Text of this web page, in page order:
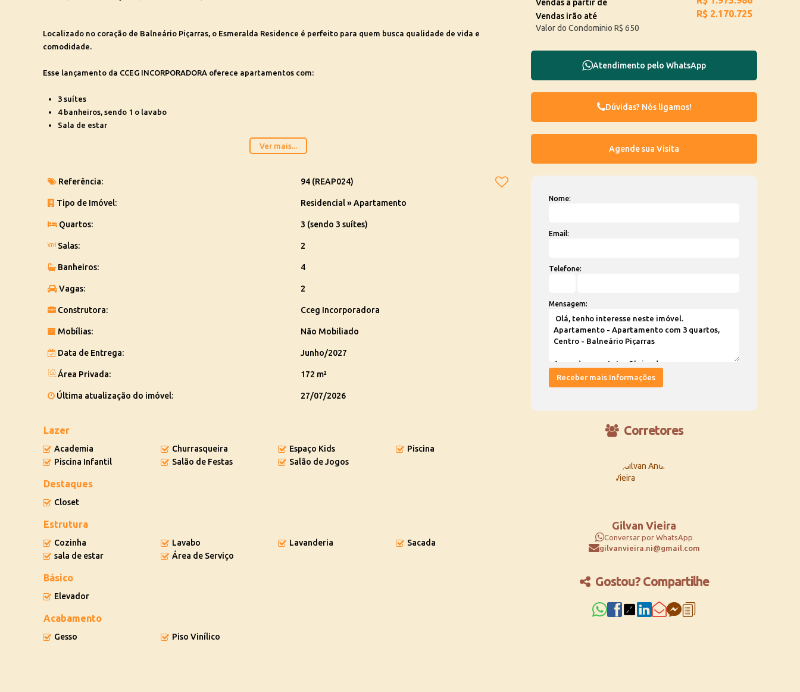
Localizado no coração de Balneário Piçarras, o Esmeralda Residence é perfeito para quem busca qualidade de vida e
comodidade.
Esse lançamento da CCEG INCORPORADORA oferece apartamentos com:
3 suítes
4 banheiros, sendo 1 o lavabo
Sala de estar
Oportunidades a partir de R$ 1.973.986,74
Agende sua visita agora mesmo!
Ver mais...
Referência: 94 (REAP024)
Tipo de Imóvel: Residencial»Apartamento
Quartos: 3 (sendo 3 suítes)
Salas: 2
Banheiros: 4
Vagas: 2
Construtora: Cceg Incorporadora
Mobílias: Não Mobiliado
Data de Entrega: Junho/2027
Área Privada: 172 m²
Última atualização do imóvel: 27/07/2026
Lazer
Academia Churrasqueira Espaço Kids
Piscina
Piscina Infantil
Salão de Festas Salão de Jogos
Destaques
Closet
Estrutura
Cozinha Lavabo Lavanderia
Sacada
sala de estar
Área de Serviço
Básico
Elevador
Acabamento
Gesso Piso Vinílico
Vendas a partir de
R$ 2.170.725
Vendas irão até
Valor do Condominio R$ 650
Atendimento pelo WhatsApp
Dúvidas? Nós ligamos!
Nome:
Email:
Telefone:
Mensagem:
Corretores
Gilvan Vieira
Conversar por WhatsApp
gilvanvieira.ni@gmail.com
Gostou? Compartilhe